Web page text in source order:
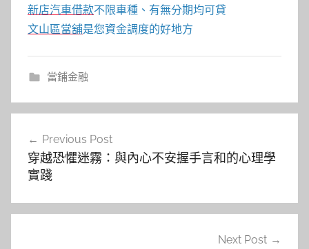
新店汽車借款不限車種、有無分期均可貸
文山區當舖是您資金調度的好地方
當鋪金融
覽
Previous Post
穿越恐懼迷霧：與內心不安握手言和的心理學
實踐
Next Post